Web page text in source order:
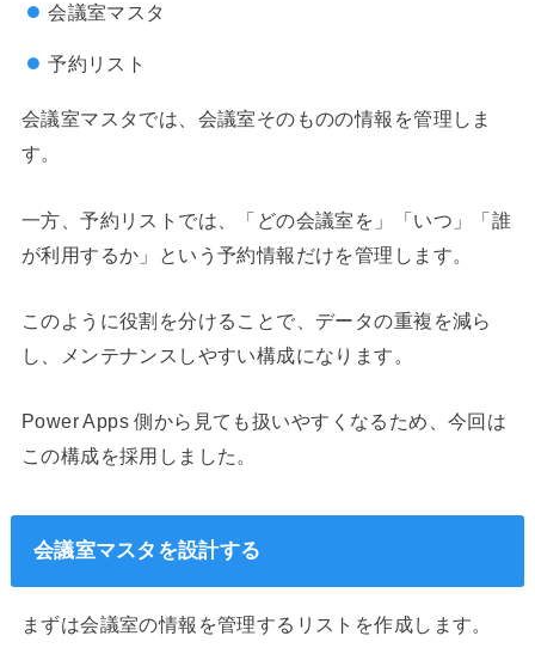
会議室マスタ
予約リスト
会議室マスタでは、会議室そのものの情報を管理しま
す。
一方、予約リストでは、「どの会議室を」「いつ」「誰
が利用するか」という予約情報だけを管理します。
このように役割を分けることで、データの重複を減ら
し、メンテナンスしやすい構成になります。
Power Apps 側から見ても扱いやすくなるため、今回は
この構成を採用しました。
会議室マスタを設計する
まずは会議室の情報を管理するリストを作成します。